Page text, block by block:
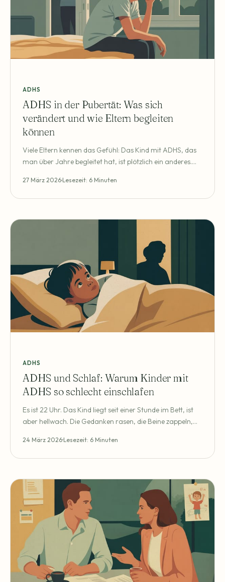
ADHS
ADHS in der Pubertät: Was sich
verändert und wie Eltern begleiten
können
Viele Eltern kennen das Gefühl: Das Kind mit ADHS, das
man über Jahre begleitet hat, ist plötzlich ein anderes.
verschwunden – dafür ist da jetzt eine Antriebslosigkeit,
die besorgniserregend wirkt. Die Konflikte nehmen zu, die
27 März 2026 Lesezeit: 6 Minuten
ADHS
ADHS und Schlaf: Warum Kinder mit
ADHS so schlecht einschlafen
Es ist 22 Uhr. Das Kind liegt seit einer Stunde im Bett, ist
aber hellwach. Die Gedanken rasen, die Beine zappeln,
Kindern mit ADHS ist das kein Ausnahmetag – es ist der
24 März 2026 Lesezeit: 6 Minuten